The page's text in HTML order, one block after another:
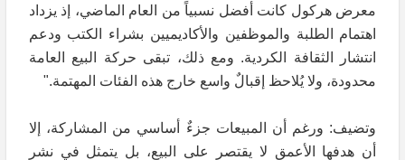
معرض هركول كانت أفضل نسبياً من العام الماضي، إذ يزداد
اهتمام الطلبة والموظفين والأكاديميين بشراء الكتب ودعم
انتشار الثقافة الكردية. ومع ذلك، تبقى حركة البيع العامة
محدودة، ولا يُلاحظ إقبالٌ واسع خارج هذه الفئات المهتمة."
وتضيف: ورغم أن المبيعات جزءٌ أساسي من المشاركة، إلا
أن هدفها الأعمق لا يقتصر على البيع، بل يتمثل في نشر